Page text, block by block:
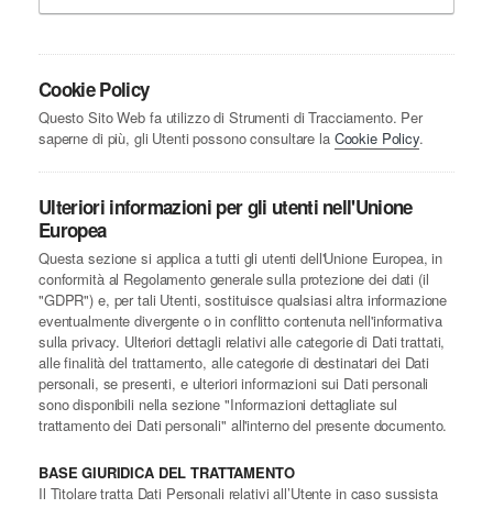
Cookie Policy
Questo Sito Web fa utilizzo di Strumenti di Tracciamento. Per
saperne di più, gli Utenti possono consultare la Cookie Policy.
Ulteriori informazioni per gli utenti nell'Unione
Europea
Questa sezione si applica a tutti gli utenti dell'Unione Europea, in
conformità al Regolamento generale sulla protezione dei dati (il
"GDPR") e, per tali Utenti, sostituisce qualsiasi altra informazione
eventualmente divergente o in conflitto contenuta nell'informativa
sulla privacy. Ulteriori dettagli relativi alle categorie di Dati trattati,
alle finalità del trattamento, alle categorie di destinatari dei Dati
personali, se presenti, e ulteriori informazioni sui Dati personali
sono disponibili nella sezione "Informazioni dettagliate sul
trattamento dei Dati personali" all'interno del presente documento.
BASE GIURIDICA DEL TRATTAMENTO
Il Titolare tratta Dati Personali relativi all’Utente in caso sussista